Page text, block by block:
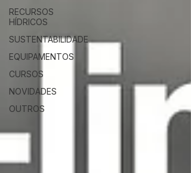
RECURSOS
HÍDRICOS
SUSTENTABILIDADE
EQUIPAMENTOS
CURSOS
NOVIDADES
OUTROS